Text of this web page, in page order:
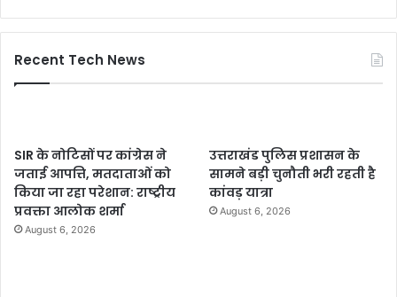
Recent Tech News
SIR के नोटिसों पर कांग्रेस ने
जताई आपत्ति, मतदाताओं को
किया जा रहा परेशान: राष्ट्रीय
प्रवक्ता आलोक शर्मा
August 6, 2026
उत्तराखंड पुलिस प्रशासन के
सामने बड़ी चुनौती भरी रहती है
कांवड़ यात्रा
August 6, 2026